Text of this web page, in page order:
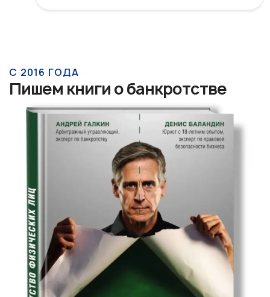
С 2016 ГОДА
Пишем книги о банкротстве